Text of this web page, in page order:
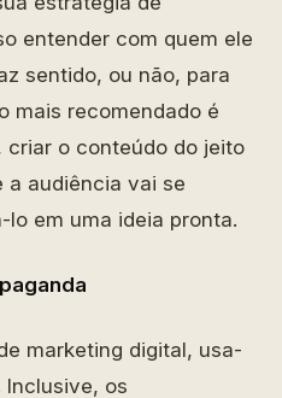
entender com quem ele
sentido, ou não, para
mais recomendado é
criar o conteúdo do jeito
a audiência vai se
em uma ideia pronta.
marketing digital, usa-
Inclusive, os